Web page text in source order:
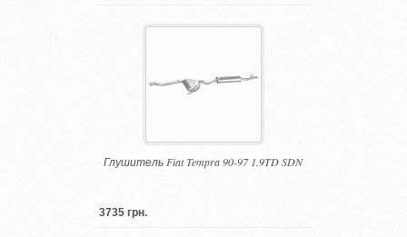
Глушитель Fiat Tempra 90-97 1.9TD SDN
3735 грн.